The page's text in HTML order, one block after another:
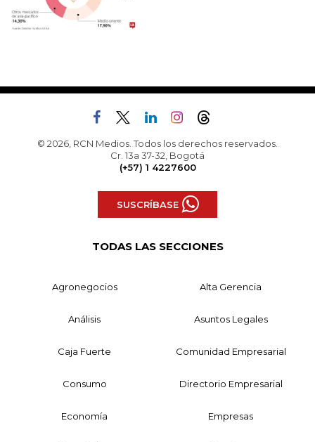
© 2026, RCN Medios. Todos los derechos reservados.
Cr. 13a 37-32, Bogotá
(+57) 1 4227600
SUSCRÍBASE
TODAS LAS SECCIONES
Agronegocios Alta Gerencia
Análisis Asuntos Legales
Caja Fuerte Comunidad Empresarial
Consumo Directorio Empresarial
Economía Empresas